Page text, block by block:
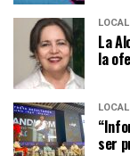
LOCAL
La
la
LOCAL
ser